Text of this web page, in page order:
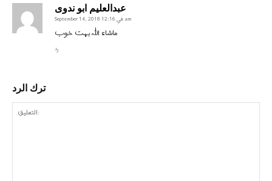
عبدالعلیم ابو ندوی
September 14, 2018 في 12:16 am
ماشاء اللہ بہت خوب
رد
ترك الرد